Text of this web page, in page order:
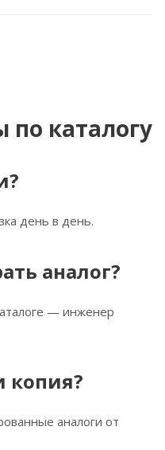
по каталогу
день в день.
аналог?
— инженер
копия?
аналоги от